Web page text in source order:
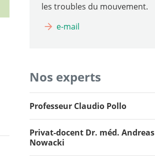
les troubles du mouvement.
e-mail
Nos experts
Professeur Claudio Pollo
Privat-docent Dr. méd. Andreas
Nowacki